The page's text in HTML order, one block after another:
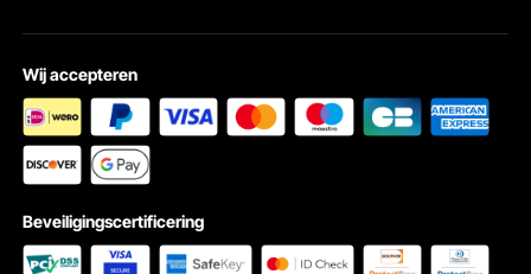
Wij accepteren
Beveiligingscertificering